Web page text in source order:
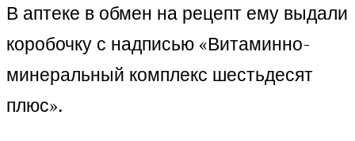
В аптеке в обмен на рецепт ему выдали
коробочку с надписью «Витаминно-
минеральный комплекс шестьдесят
плюс».